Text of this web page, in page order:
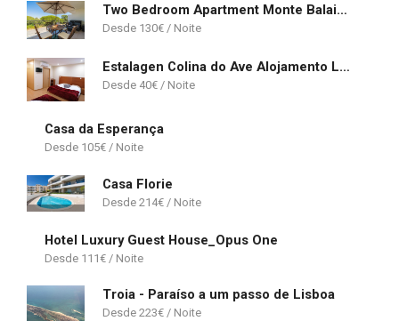
Two Bedroom Apartment Monte Balaia Albufeira
130€
Estalagen Colina do Ave Alojamento Local
40€
Casa da Esperança
105€
Casa Florie
214€
Hotel Luxury Guest House_Opus One
111€
Troia - Paraíso a um passo de Lisboa
223€